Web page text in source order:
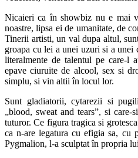
Nicaieri ca în showbiz nu e mai
noastre, lipsa ei de umanitate, de
Tinerii artisti, un val dupa altul,
groapa cu lei a unei uzuri si a unei
literalmente de talentul pe care-l
epave ciuruite de alcool, sex si
simplu, si vin altii în locul lor.
Sunt gladiatorii, cytarezii si
„blood, sweat and tears”, si
tuturor. Ce figura tragica si
ca n-are legatura cu efigia sa, cu
Pygmalion, l-a sculptat în propria